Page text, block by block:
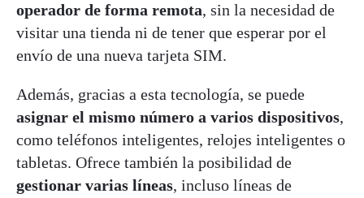
operador de forma remota, sin la necesidad de
visitar una tienda ni de tener que esperar por el
envío de una nueva tarjeta SIM.
Además, gracias a esta tecnología, se puede
asignar el mismo número a varios dispositivos,
como teléfonos inteligentes, relojes inteligentes o
tabletas. Ofrece también la posibilidad de
gestionar varias líneas, incluso líneas de